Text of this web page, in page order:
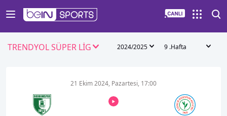
TRENDYOL SÜPER LİG 2024/2025 9 .Hafta
21 Ekim 2024, Pazartesi, 17:00